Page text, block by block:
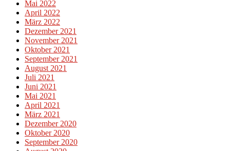
Mai 2022
April 2022
März 2022
Dezember 2021
November 2021
Oktober 2021
September 2021
August 2021
Juli 2021
Juni 2021
Mai 2021
April 2021
März 2021
Dezember 2020
Oktober 2020
September 2020